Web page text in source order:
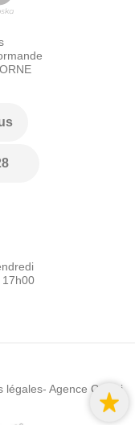
légales- Agence Colibri